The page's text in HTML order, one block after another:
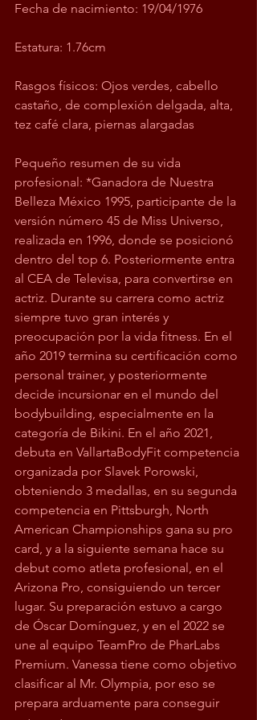
Fecha de nacimiento: 19/04/1976
Estatura: 1.76cm
Rasgos físicos: Ojos verdes, cabello
castaño, de complexión delgada, alta,
tez café clara, piernas alargadas
Pequeño resumen de su vida
profesional: *Ganadora de Nuestra
Belleza México 1995, participante de la
versión número 45 de Miss Universo,
realizada en 1996, donde se posicionó
dentro del top 6. Posteriormente entra
al CEA de Televisa, para convertirse en
actriz. Durante su carrera como actriz
siempre tuvo gran interés y
preocupación por la vida fitness. En el
año 2019 termina su certificación como
personal trainer, y posteriormente
decide incursionar en el mundo del
bodybuilding, especialmente en la
categoría de Bikini. En el año 2021,
debuta en VallartaBodyFit competencia
organizada por Slavek Porowski,
obteniendo 3 medallas, en su segunda
competencia en Pittsburgh, North
American Championships gana su pro
card, y a la siguiente semana hace su
debut como atleta profesional, en el
Arizona Pro, consiguiendo un tercer
lugar. Su preparación estuvo a cargo
de Óscar Domínguez, y en el 2022 se
une al equipo TeamPro de PharLabs
Premium. Vanessa tiene como objetivo
clasificar al Mr. Olympia, por eso se
prepara arduamente para conseguir